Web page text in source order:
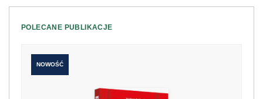
POLECANE PUBLIKACJE
NOWOŚĆ